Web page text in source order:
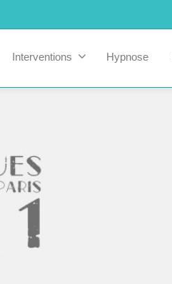
Interventions Hypnose